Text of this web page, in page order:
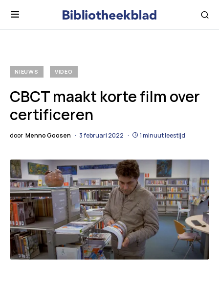
NIEUWS VIDEO
CBCT maakt korte film over
certificeren
door Menno Goosen 3 februari 2022 1 minuut leestijd